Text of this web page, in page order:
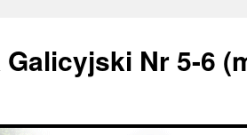
Nr 5-6